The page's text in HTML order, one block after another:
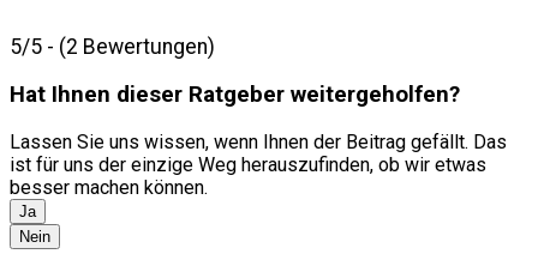
5/5 - (2 Bewertungen)
Hat Ihnen dieser Ratgeber weitergeholfen?
Lassen Sie uns wissen, wenn Ihnen der Beitrag gefällt. Das
ist für uns der einzige Weg herauszufinden, ob wir etwas
besser machen können.
Ja
Nein